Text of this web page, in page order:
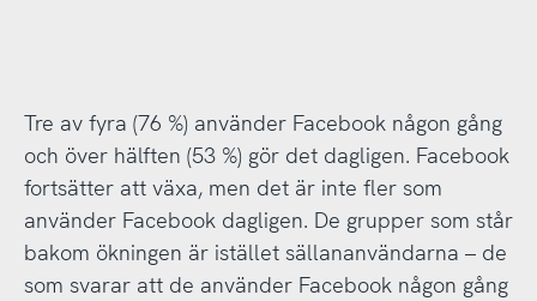
Tre av fyra (76 %) använder Facebook någon gång
och över hälften (53 %) gör det dagligen. Facebook
fortsätter att växa, men det är inte fler som
använder Facebook dagligen. De grupper som står
bakom ökningen är istället sällananvändarna – de
som svarar att de använder Facebook någon gång